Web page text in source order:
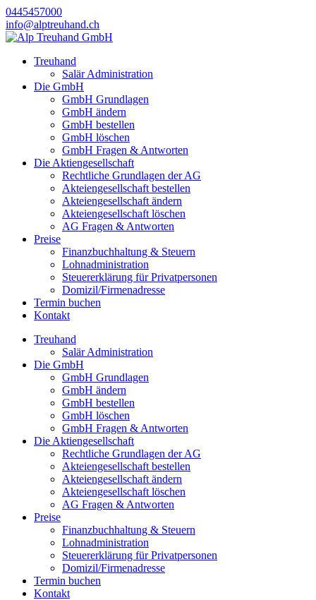
0445457000
info@alptreuhand.ch
Treuhand
Salär Administration
Die GmbH
GmbH Grundlagen
GmbH ändern
GmbH bestellen
GmbH löschen
GmbH Fragen & Antworten
Die Aktiengesellschaft
Rechtliche Grundlagen der AG
Akteiengesellschaft bestellen
Akteiengesellschaft ändern
Akteiengesellschaft löschen
AG Fragen & Antworten
Preise
Finanzbuchhaltung & Steuern
Lohnadministration
Steuererklärung für Privatpersonen
Domizil/Firmenadresse
Termin buchen
Kontakt
Treuhand
Salär Administration
Die GmbH
GmbH Grundlagen
GmbH ändern
GmbH bestellen
GmbH löschen
GmbH Fragen & Antworten
Die Aktiengesellschaft
Rechtliche Grundlagen der AG
Akteiengesellschaft bestellen
Akteiengesellschaft ändern
Akteiengesellschaft löschen
AG Fragen & Antworten
Preise
Finanzbuchhaltung & Steuern
Lohnadministration
Steuererklärung für Privatpersonen
Domizil/Firmenadresse
Termin buchen
Kontakt